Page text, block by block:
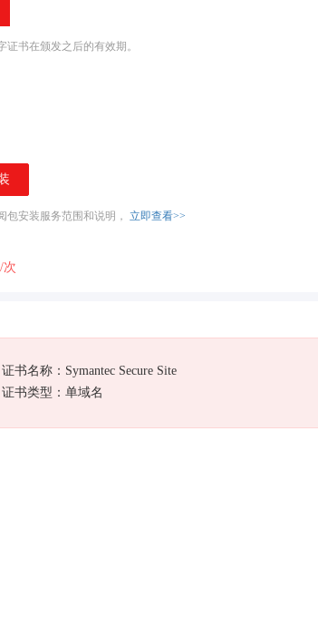
证书在颁发之后的有效期。
包安装服务范围和说明， 立即查看>>
/次
证书名称：Symantec Secure Site
证书类型：单域名